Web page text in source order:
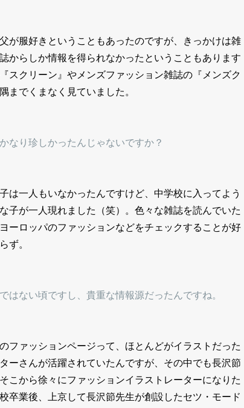
が服好きということもあったのですが、きっかけは雑
からしか情報を得られなかったということもあります
スクリーン』やメンズファッション雑誌の『メンズク
までくまなく見ていました。
なり珍しかったんじゃないですか？
は一人もいなかったんですけど、中学校に入ってよう
子が一人現れました（笑）。色々な雑誌を読んでいた
ーロッパのファッションなどをチェックすることが好
ず。
はない頃ですし、貴重な情報源だったんですね。
ファッションページって、ほとんどがイラストだった
ーさんが活躍されていたんですが、その中でも長沢節
こから徐々にファッションイラストレーターになりた
卒業後、上京して長沢節先生が創設したセツ・モード